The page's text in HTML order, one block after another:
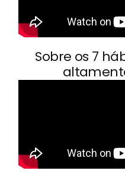
Sobre os 7